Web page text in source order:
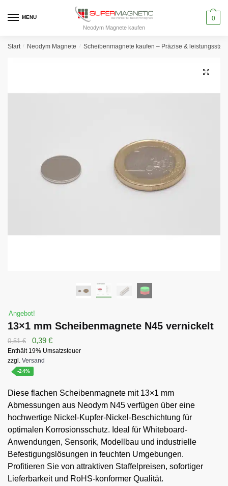
MENU
Neodym Magnete kaufen
0
Start / Neodym Magnete / Scheibenmagnete kaufen – Präzise &
🔍
Angebot!
13×1 mm Scheibenmagnete N45 vernickelt
0,51€
Ursprünglicher
Preis
war:
0,51 €
0,39 €Aktueller
Preis
Enthält 19% Umsatzsteuer
zzgl. Versand
-24%
Diese flachen Scheibenmagnete mit 13×1 mm
Abmessungen aus Neodym N45 verfügen über eine
hochwertige Nickel-Kupfer-Nickel-Beschichtung für
optimalen Korrosionsschutz. Ideal für Whiteboard-
Anwendungen, Sensorik, Modellbau und industrielle
Befestigungslösungen in feuchten Umgebungen.
Profitieren Sie von attraktiven Staffelpreisen, sofortiger
Lieferbarkeit und RoHS-konformer Qualität.